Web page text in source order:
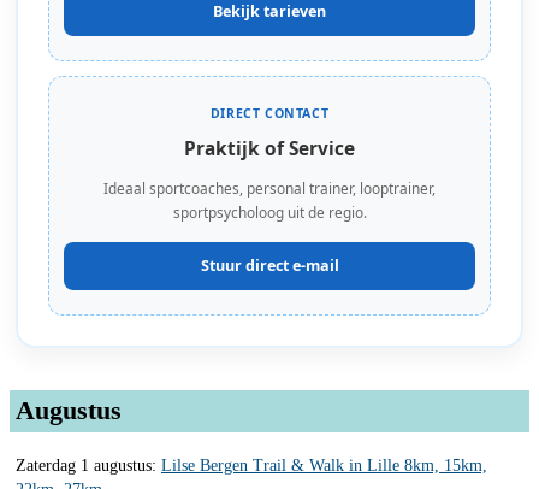
Bekijk tarieven
DIRECT CONTACT
Praktijk of Service
Ideaal sportcoaches, personal trainer, looptrainer,
sportpsycholoog uit de regio.
Stuur direct e-mail
Augustus
Zaterdag 1 augustus: Lilse Bergen Trail & Walk in Lille 8km, 15km,